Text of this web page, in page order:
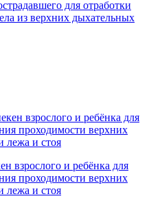
для отработки
из верхних дыхательных
взрослого и ребёнка для
проходимости верхних
лежа и стоя